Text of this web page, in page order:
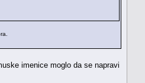
imenice moglo da se napravi